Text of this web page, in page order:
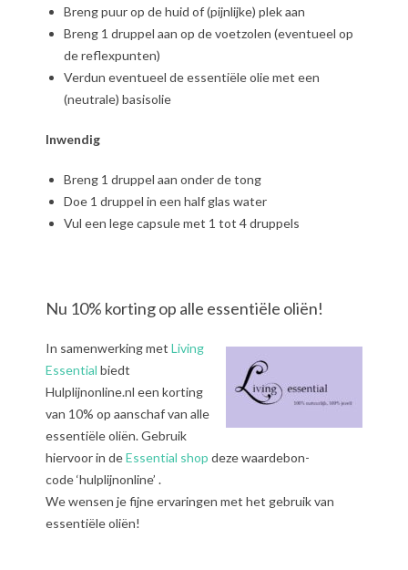
Breng puur op de huid of (pijnlijke) plek aan
Breng 1 druppel aan op de voetzolen (eventueel op
de reflexpunten)
Verdun eventueel de essentiële olie met een
(neutrale) basisolie
Inwendig
Breng 1 druppel aan onder de tong
Doe 1 druppel in een half glas water
Vul een lege capsule met 1 tot 4 druppels
Nu 10% korting op alle essentiële oliën!
In samenwerking met Living
Essential biedt
Hulplijnonline.nl een korting
van 10% op aanschaf van alle
essentiële oliën. Gebruik
hiervoor in deEssential shop deze waardebon-
code ‘hulplijnonline’ .
We wensen je fijne ervaringen met het gebruik van
essentiële oliën!